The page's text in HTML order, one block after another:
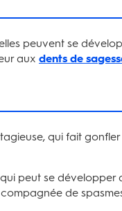
peuvent se
aux dents de
qui fait
peut se développer
de